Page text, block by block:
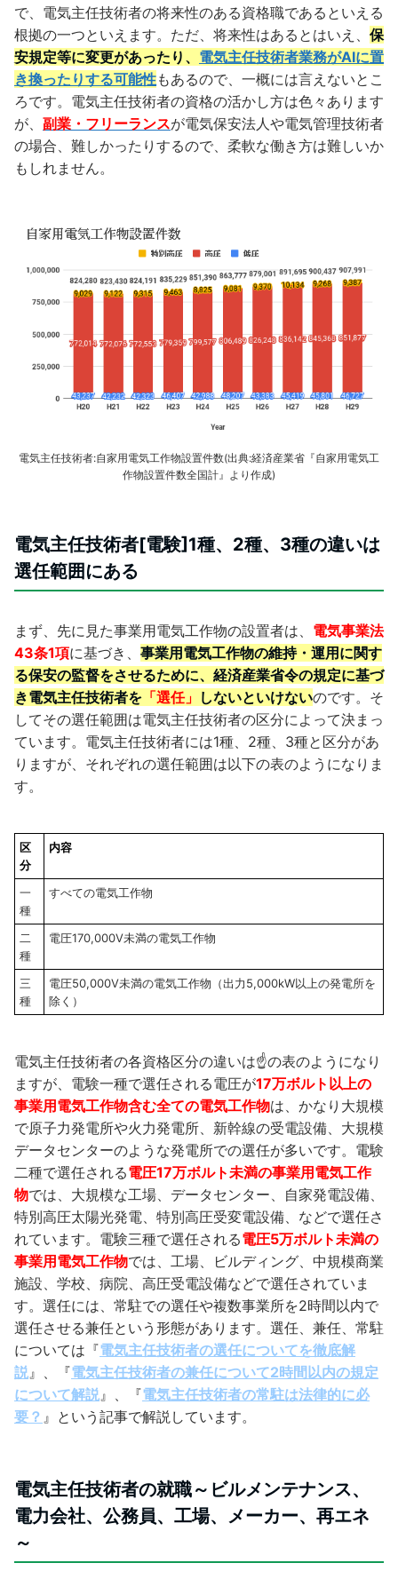
で、電気主任技術者の将来性のある資格職であるといえる
根拠の一つといえます。ただ、将来性はあるとはいえ、 保
安規定等に変更があったり、 電気主任技術者業務がAIに置
き換ったりする可能性もあるので、一概には言えないとこ
ろです。電気主任技術者の資格の活かし方は色々あります
が、 副業・フリーランスが電気保安法人や電気管理技術者
の場合、難しかったりするので、柔軟な働き方は難しいか
もしれません。
電気主任技術者:自家用電気工作物設置件数(出典:経済産業省『自家用電気工
作物設置件数全国計』より作成)
電気主任技術者[電験]1種、2種、3種の違いは
選任範囲にある
まず、先に見た事業用電気工作物の設置者は、 電気事業法
43条1項に基づき、 事業用電気工作物の維持・運用に関す
る保安の監督をさせるために、経済産業省令の規定に基づ
き電気主任技術者を 「選任」 しないといけないのです。そ
してその選任範囲は電気主任技術者の区分によって決まっ
ています。電気主任技術者には1種、2種、3種と区分があ
りますが、それぞれの選任範囲は以下の表のようになりま
す。
区
分
内容
一
種
すべての電気工作物
二
種
電圧170,000V未満の電気工作物
三
種
電圧50,000V未満の電気工作物（出力5,000kW以上の発電所を
除く）
電気主任技術者の各資格区分の違いは☝の表のようになり
ますが、電験一種で選任される電圧が17万ボルト以上の
事業用電気工作物含む全ての電気工作物は、かなり大規模
で原子力発電所や火力発電所、新幹線の受電設備、大規模
データセンターのような発電所での選任が多いです。電験
二種で選任される電圧17万ボルト未満の事業用電気工作
物では、大規模な工場、データセンター、自家発電設備、
特別高圧太陽光発電、特別高圧受変電設備、などで選任さ
れています。電験三種で選任される電圧5万ボルト未満の
事業用電気工作物では、工場、ビルディング、中規模商業
施設、学校、病院、高圧受電設備などで選任されていま
す。選任には、常駐での選任や複数事業所を2時間以内で
選任させる兼任という形態があります。選任、兼任、常駐
については『電気主任技術者の選任についてを徹底解
説』、『電気主任技術者の兼任について2時間以内の規定
について解説』、『電気主任技術者の常駐は法律的に必
要？ 』という記事で解説しています。
電気主任技術者の就職～ビルメンテナンス、
電力会社、公務員、工場、メーカー、再エネ
～